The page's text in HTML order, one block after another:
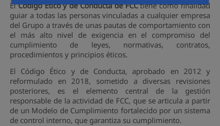
ElCódigo Ético y de Conducta de FCCtiene como finalidad
guiar a todas las personas vinculadas a cualquier empresa
del Grupo a través de unas pautas de comportamiento con
el más alto nivel de exigencia en el compromiso del
cumplimiento de leyes, normativas, contratos,
procedimientos y principios éticos.
El Código Ético y de Conducta, aprobado en 2012 y
reformulado en 2018, sometido a diversas revisiones
posteriores, es el elemento central de la gestión
responsable de la actividad de FCC, que se articula a partir
de un Modelo de Cumplimiento fortalecido por un sistema
de control interno, que garantiza su cumplimiento.